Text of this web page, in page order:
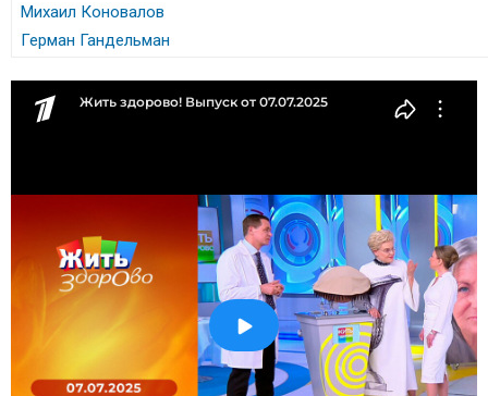
Михаил Коновалов
Герман Гандельман